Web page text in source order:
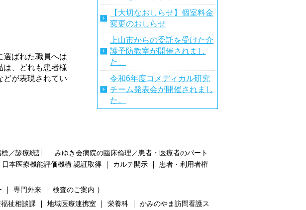
ばれた職員へは
は、どれも患者様
どが表現されてい
【大切なおしらせ】個室料金
変更のおしらせ
上山市からの委託を受けた介
護予防教室が開催されまし
た。
令和6年度コメディカル研究
チーム発表会が開催されまし
た。
／診療統計 ｜ みゆき会病院の臨床倫理／患者・医療者のパート
日本医療機能評価機構 認証取得 ｜ カルテ開示 ｜ 患者・利用者権
｜ 専門外来 ｜ 検査のご案内 ）
福祉相談課 ｜ 地域医療連携室 ｜ 栄養科 ｜ かみのやま訪問看護ス